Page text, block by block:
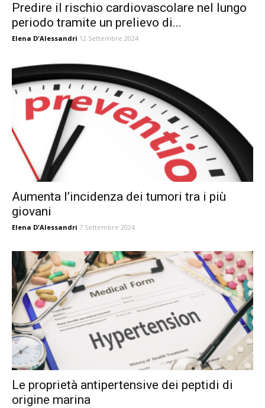
Predire il rischio cardiovascolare nel lungo
periodo tramite un prelievo di...
Elena D'Alessandri 12 Settembre 2024
Aumenta l’incidenza dei tumori tra i più
giovani
Elena D'Alessandri 7 Settembre 2024
Le proprietà antipertensive dei peptidi di
origine marina